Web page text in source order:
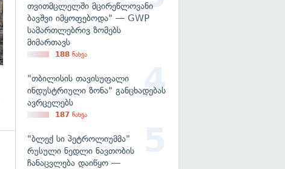
თვითმცლელში მცირეწლოვანი
ბავშვი იმყოფებოდა" — GWP
სამართლებრივ ზომებს
მიმართავს
188 ნახვა
"თბილისის თავისუფალი
ინდუსტრიული ზონა" განცხადებას
ავრცელებს
187 ნახვა
"ბლექ სი პეტროლიუმმა"
რუსული ნედლი ნავთობის
ჩანაცვლება დაიწყო —